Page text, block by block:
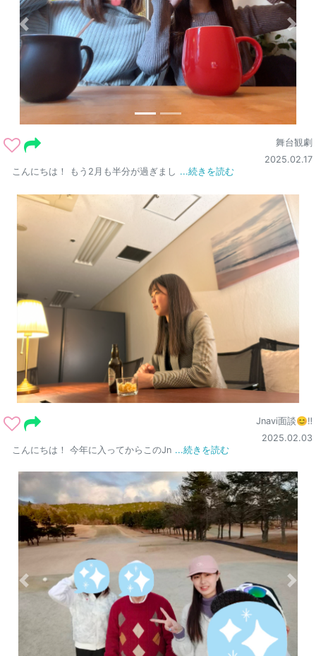
舞台観劇
2025.02.17
こんにちは！ もう2月も半分が過ぎまし ...続きを読む
Jnavi面談😊‼️
2025.02.03
こんにちは！ 今年に入ってからこのJn ...続きを読む